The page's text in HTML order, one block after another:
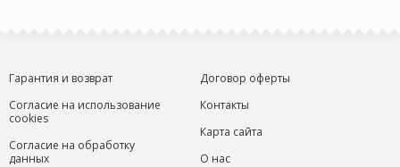
Гарантия и возврат
Согласие на использование
cookies
Согласие на обработку
данных
Договор оферты
Контакты
Карта сайта
О нас